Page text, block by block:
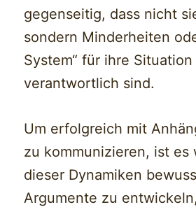
gegenseitig, dass nicht
sondern Minderheiten
System“ für ihre Situation
verantwortlich sind.
Um erfolgreich mit
zu kommunizieren, ist es
dieser Dynamiken
Argumente zu